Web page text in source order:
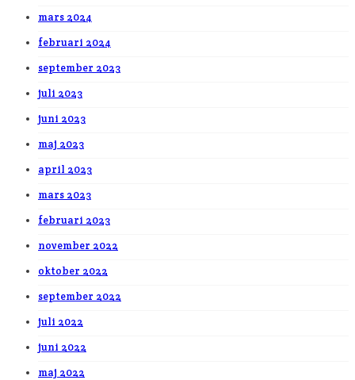
mars 2024
februari 2024
september 2023
juli 2023
juni 2023
maj 2023
april 2023
mars 2023
februari 2023
november 2022
oktober 2022
september 2022
juli 2022
juni 2022
maj 2022